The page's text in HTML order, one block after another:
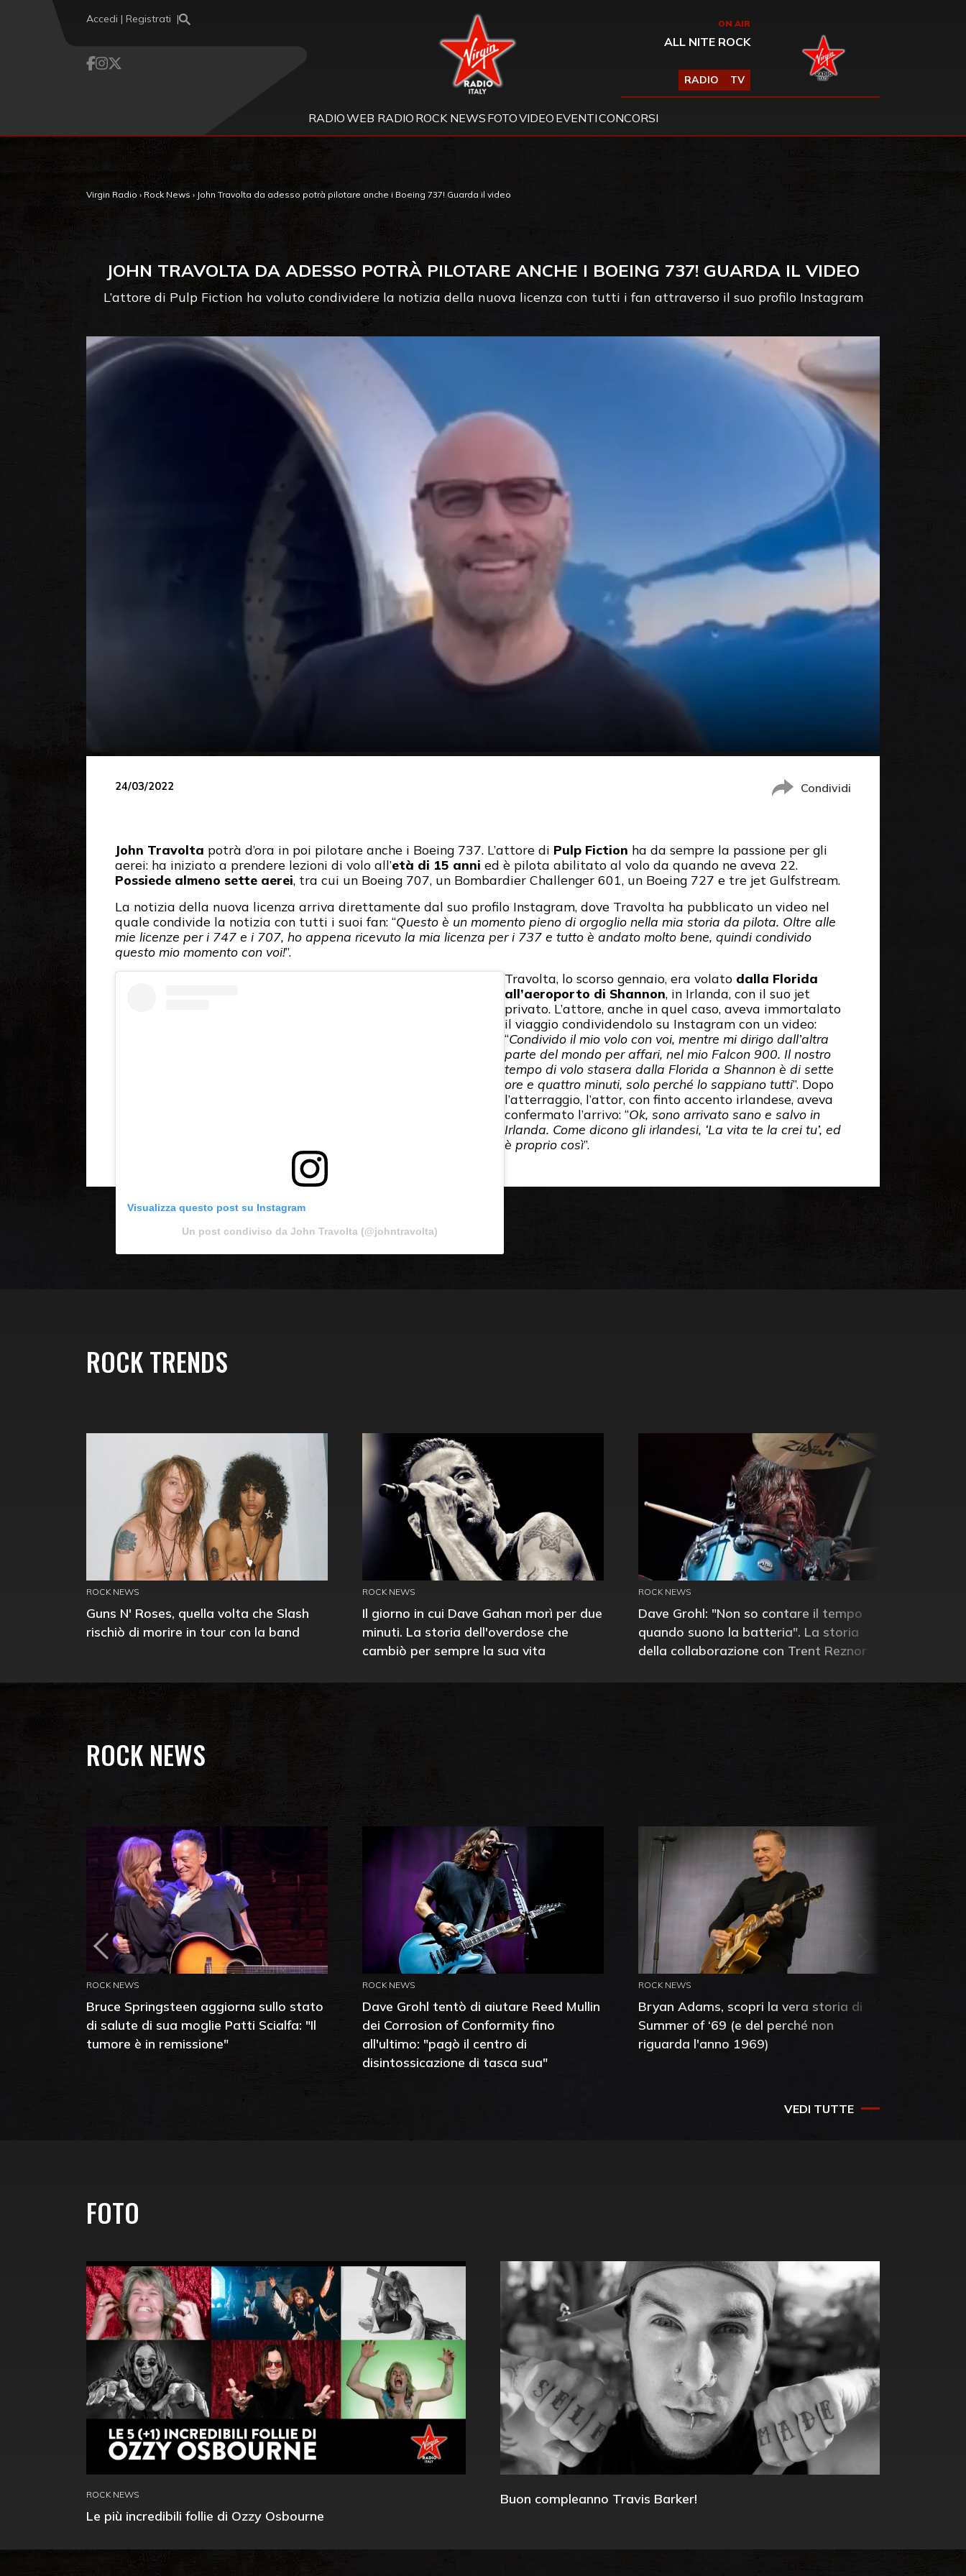
Accedi | Registrati Virgin Radio ON AIR
ALL NITE ROCK
RADIO TV
RADIOWEB RADIO ROCK NEWS FOTOVIDEO EVENTICONCORSI
Virgin Radio › Rock News › John Travolta da adesso potrà pilotare anche i Boeing 737! Guarda il video
JOHN TRAVOLTA DA ADESSO POTRÀ PILOTARE ANCHE I BOEING 737! GUARDA IL VIDEO
L’attore di Pulp Fiction ha voluto condividere la notizia della nuova licenza con tutti i fan attraverso il suo profilo Instagram
24/03/2022 Condividi
John Travolta potrà d’ora in poi pilotare anche i Boeing 737. L’attore di Pulp Fiction ha da sempre la passione per gli
aerei: ha iniziato a prendere lezioni di volo all’età di 15 anni ed è pilota abilitato al volo da quando ne aveva 22.
Possiede almeno sette aerei, tra cui un Boeing 707, un Bombardier Challenger 601, un Boeing 727 e tre jet Gulfstream.
La notizia della nuova licenza arriva direttamente dal suo profilo Instagram, dove Travolta ha pubblicato un video nel
quale condivide la notizia con tutti i suoi fan: “Questo è un momento pieno di orgoglio nella mia storia da pilota. Oltre alle
mie licenze per i 747 e i 707, ho appena ricevuto la mia licenza per i 737 e tutto è andato molto bene, quindi condivido
questo mio momento con voi!”.
Visualizza questo post su Instagram
Un post condiviso da John Travolta (@johntravolta)
Travolta, lo scorso gennaio, era volato dalla Florida
all’aeroporto di Shannon, in Irlanda, con il suo jet
privato. L’attore, anche in quel caso, aveva immortalato
il viaggio condividendolo su Instagram con un video:
“Condivido il mio volo con voi, mentre mi dirigo dall’altra
parte del mondo per affari, nel mio Falcon 900. Il nostro
tempo di volo stasera dalla Florida a Shannon è di sette
ore e quattro minuti, solo perché lo sappiano tutti”. Dopo
l’atterraggio, l’attor, con finto accento irlandese, aveva
confermato l’arrivo: “Ok, sono arrivato sano e salvo in
Irlanda. Come dicono gli irlandesi, ‘La vita te la crei tu’, ed
è proprio così”.
ROCK TRENDS
ROCK NEWS
Guns N' Roses, quella volta che Slash
rischiò di morire in tour con la band
ROCK NEWS
Il giorno in cui Dave Gahan morì per due
minuti. La storia dell'overdose che
cambiò per sempre la sua vita
ROCK NEWS
Dave Grohl: "Non so contare il tempo
quando suono la batteria". La storia
della collaborazione con Trent Reznor
ROCK NEWS
ROCK NEWS
Bruce Springsteen aggiorna sullo stato
di salute di sua moglie Patti Scialfa: "Il
tumore è in remissione"
ROCK NEWS
Dave Grohl tentò di aiutare Reed Mullin
dei Corrosion of Conformity fino
all'ultimo: "pagò il centro di
disintossicazione di tasca sua"
ROCK NEWS
Bryan Adams, scopri la vera storia di
Summer of ‘69 (e del perché non
riguarda l'anno 1969)
VEDI TUTTE
FOTO
ROCK NEWS
Le più incredibili follie di Ozzy Osbourne
Buon compleanno Travis Barker!